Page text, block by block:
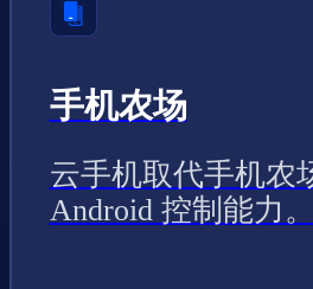
手机农场
云手机取代手机农
Android 控制能力。